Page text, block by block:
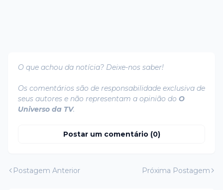
O que achou da notícia? Deixe-nos saber!
Os comentários são de responsabilidade exclusiva de
seus autores e não representam a opinião do O
Universo da TV.
Postar um comentário (0)
Postagem Anterior Próxima Postagem